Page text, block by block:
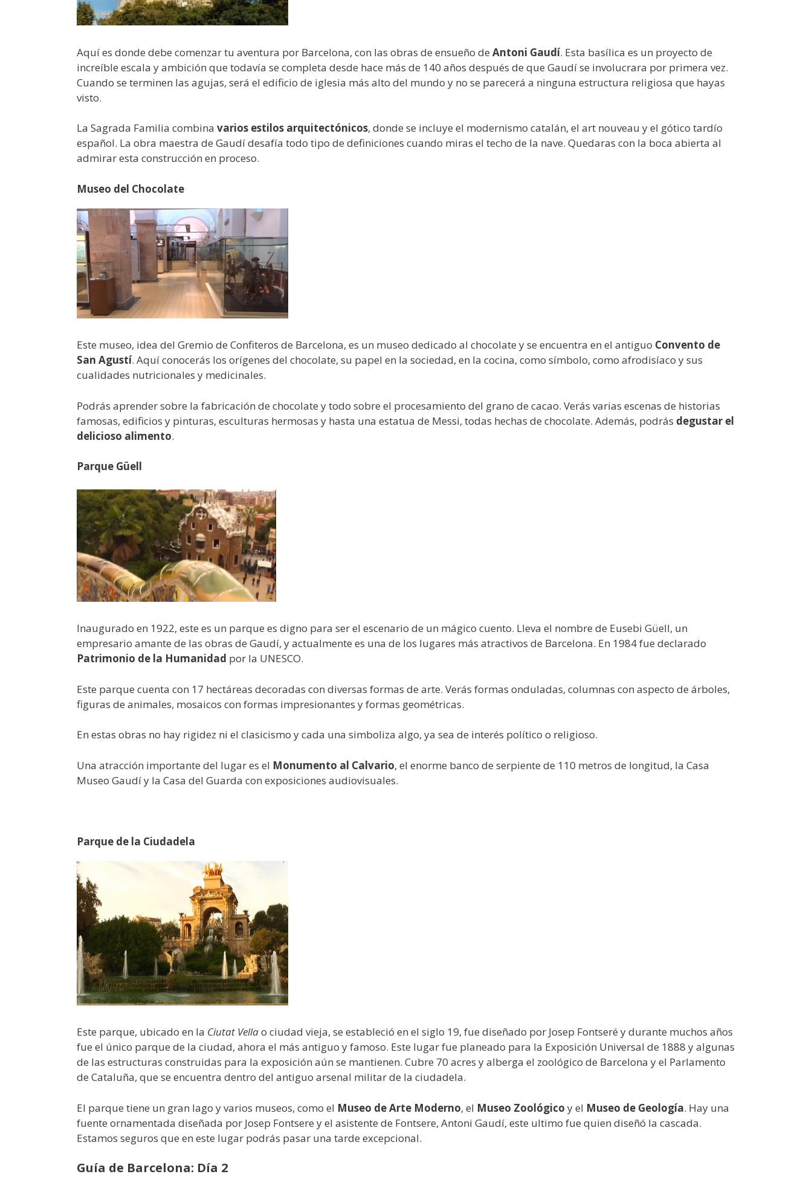
Aquí es donde debe comenzar tu aventura por Barcelona, con las obras de ensueño de Antoni Gaudí. Esta basílica es un proyecto de
increíble escala y ambición que todavía se completa desde hace más de 140 años después de que Gaudí se involucrara por primera vez.
Cuando se terminen las agujas, será el edificio de iglesia más alto del mundo y no se parecerá a ninguna estructura religiosa que hayas
visto.
La Sagrada Familia combina varios estilos arquitectónicos, donde se incluye el modernismo catalán, el art nouveau y el gótico tardío
español. La obra maestra de Gaudí desafía todo tipo de definiciones cuando miras el techo de la nave. Quedaras con la boca abierta al
admirar esta construcción en proceso.
Museo del Chocolate
Este museo, idea del Gremio de Confiteros de Barcelona, es un museo dedicado al chocolate y se encuentra en el antiguo Convento de
San Agustí. Aquí conocerás los orígenes del chocolate, su papel en la sociedad, en la cocina, como símbolo, como afrodisíaco y sus
cualidades nutricionales y medicinales.
Podrás aprender sobre la fabricación de chocolate y todo sobre el procesamiento del grano de cacao. Verás varias escenas de historias
famosas, edificios y pinturas, esculturas hermosas y hasta una estatua de Messi, todas hechas de chocolate. Además, podrás degustar el
delicioso alimento.
Parque Güell
Inaugurado en 1922, este es un parque es digno para ser el escenario de un mágico cuento. Lleva el nombre de Eusebi Güell, un
empresario amante de las obras de Gaudí, y actualmente es una de los lugares más atractivos de Barcelona. En 1984 fue declarado
Patrimonio de la Humanidad por la UNESCO.
Este parque cuenta con 17 hectáreas decoradas con diversas formas de arte. Verás formas onduladas, columnas con aspecto de árboles,
figuras de animales, mosaicos con formas impresionantes y formas geométricas.
En estas obras no hay rigidez ni el clasicismo y cada una simboliza algo, ya sea de interés político o religioso.
Una atracción importante del lugar es el Monumento al Calvario, el enorme banco de serpiente de 110 metros de longitud, la Casa
Museo Gaudí y la Casa del Guarda con exposiciones audiovisuales.
Parque de la Ciudadela
Este parque, ubicado en la Ciutat Vellao ciudad vieja, se estableció en el siglo 19, fue diseñado por Josep Fontseré y durante muchos años
fue el único parque de la ciudad, ahora el más antiguo y famoso. Este lugar fue planeado para la Exposición Universal de 1888 y algunas
de las estructuras construidas para la exposición aún se mantienen. Cubre 70 acres y alberga el zoológico de Barcelona y el Parlamento
de Cataluña, que se encuentra dentro del antiguo arsenal militar de la ciudadela.
El parque tiene un gran lago y varios museos, como el Museo de Arte Moderno, el Museo Zoológico y el Museo de Geología. Hay una
fuente ornamentada diseñada por Josep Fontsere y el asistente de Fontsere, Antoni Gaudí, este ultimo fue quien diseñó la cascada.
Estamos seguros que en este lugar podrás pasar una tarde excepcional.
Guía de Barcelona: Día 2